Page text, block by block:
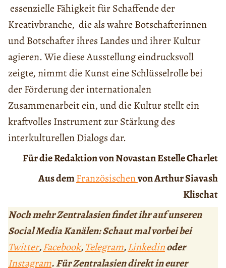
essenzielle Fähigkeit für Schaffende der
Kreativbranche, die als wahre Botschafterinnen
und Botschafter ihres Landes und ihrer Kultur
agieren. Wie diese Ausstellung eindrucksvoll
zeigte, nimmt die Kunst eine Schlüsselrolle bei
der Förderung der internationalen
Zusammenarbeit ein, und die Kultur stellt ein
kraftvolles Instrument zur Stärkung des
interkulturellen Dialogs dar.
Für die Redaktion von Novastan Estelle Charlet
Aus demFranzösischenvon Arthur Siavash
Klischat
Noch mehr Zentralasien findet ihr auf unseren
Social Media Kanälen: Schaut mal vorbei bei
Twitter,Facebook,Telegram,Linkedinoder
Instagram. Für Zentralasien direkt in eurer